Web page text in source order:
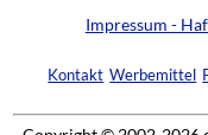
Impressum -
Kontakt Werbemittel